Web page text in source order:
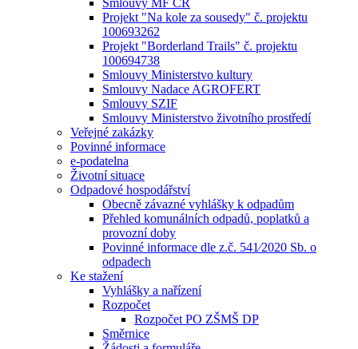
Smlouvy MF ČR
Projekt "Na kole za sousedy" č. projektu
100693262
Projekt "Borderland Trails" č. projektu
100694738
Smlouvy Ministerstvo kultury
Smlouvy Nadace AGROFERT
Smlouvy SZIF
Smlouvy Ministerstvo životního prostředí
Veřejné zakázky
Povinné informace
e-podatelna
Životní situace
Odpadové hospodářství
Obecně závazné vyhlášky k odpadům
Přehled komunálních odpadů, poplatků a
provozní doby
Povinné informace dle z.č. 541⁄2020 Sb. o
odpadech
Ke stažení
Vyhlášky a nařízení
Rozpočet
Rozpočet PO ZŠMŠ DP
Směrnice